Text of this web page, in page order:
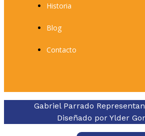
Historia
Blog
Contacto
Gabriel Parrado
Diseñado por Ylder